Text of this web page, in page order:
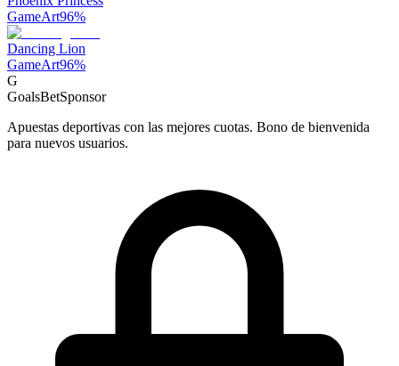
GameArt96%
Dancing Lion
GameArt96%
G
GoalsBetSponsor
Apuestas deportivas con las mejores cuotas. Bono de bienvenida
para nuevos usuarios.